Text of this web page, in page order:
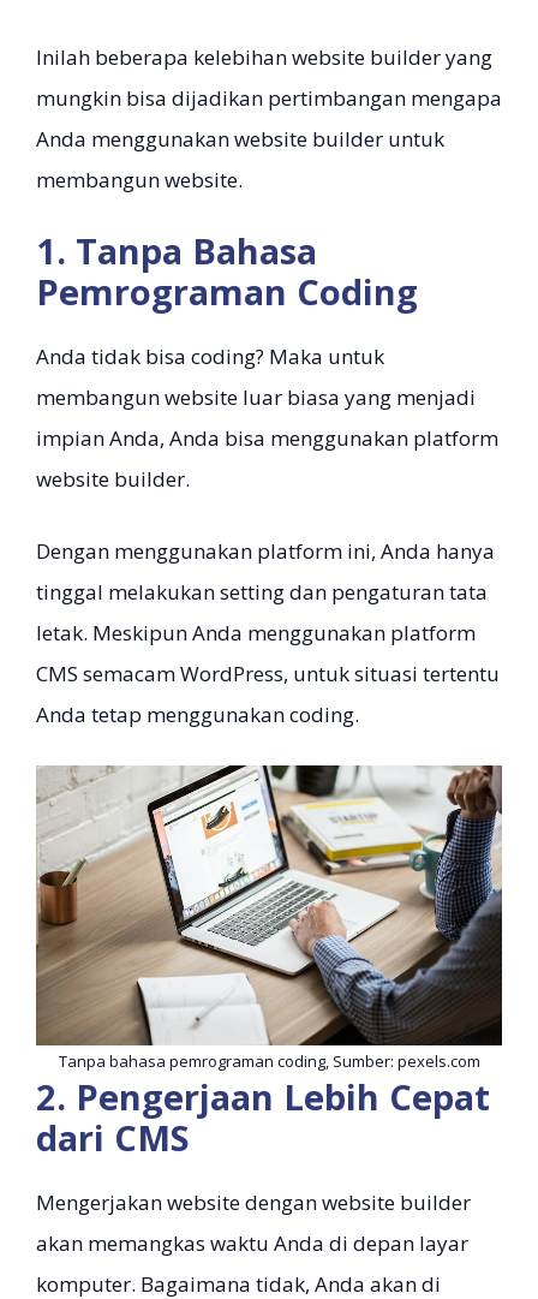
Inilah beberapa kelebihan website builder yang
mungkin bisa dijadikan pertimbangan mengapa
Anda menggunakan website builder untuk
membangun website.
1. Tanpa Bahasa
Pemrograman Coding
Anda tidak bisa coding? Maka untuk
membangun website luar biasa yang menjadi
impian Anda, Anda bisa menggunakan platform
website builder.
Dengan menggunakan platform ini, Anda hanya
tinggal melakukan setting dan pengaturan tata
letak. Meskipun Anda menggunakan platform
CMS semacam WordPress, untuk situasi tertentu
Anda tetap menggunakan coding.
Tanpa bahasa pemrograman coding, Sumber: pexels.com
2. Pengerjaan Lebih Cepat
dari CMS
Mengerjakan website dengan website builder
akan memangkas waktu Anda di depan layar
komputer. Bagaimana tidak, Anda akan di